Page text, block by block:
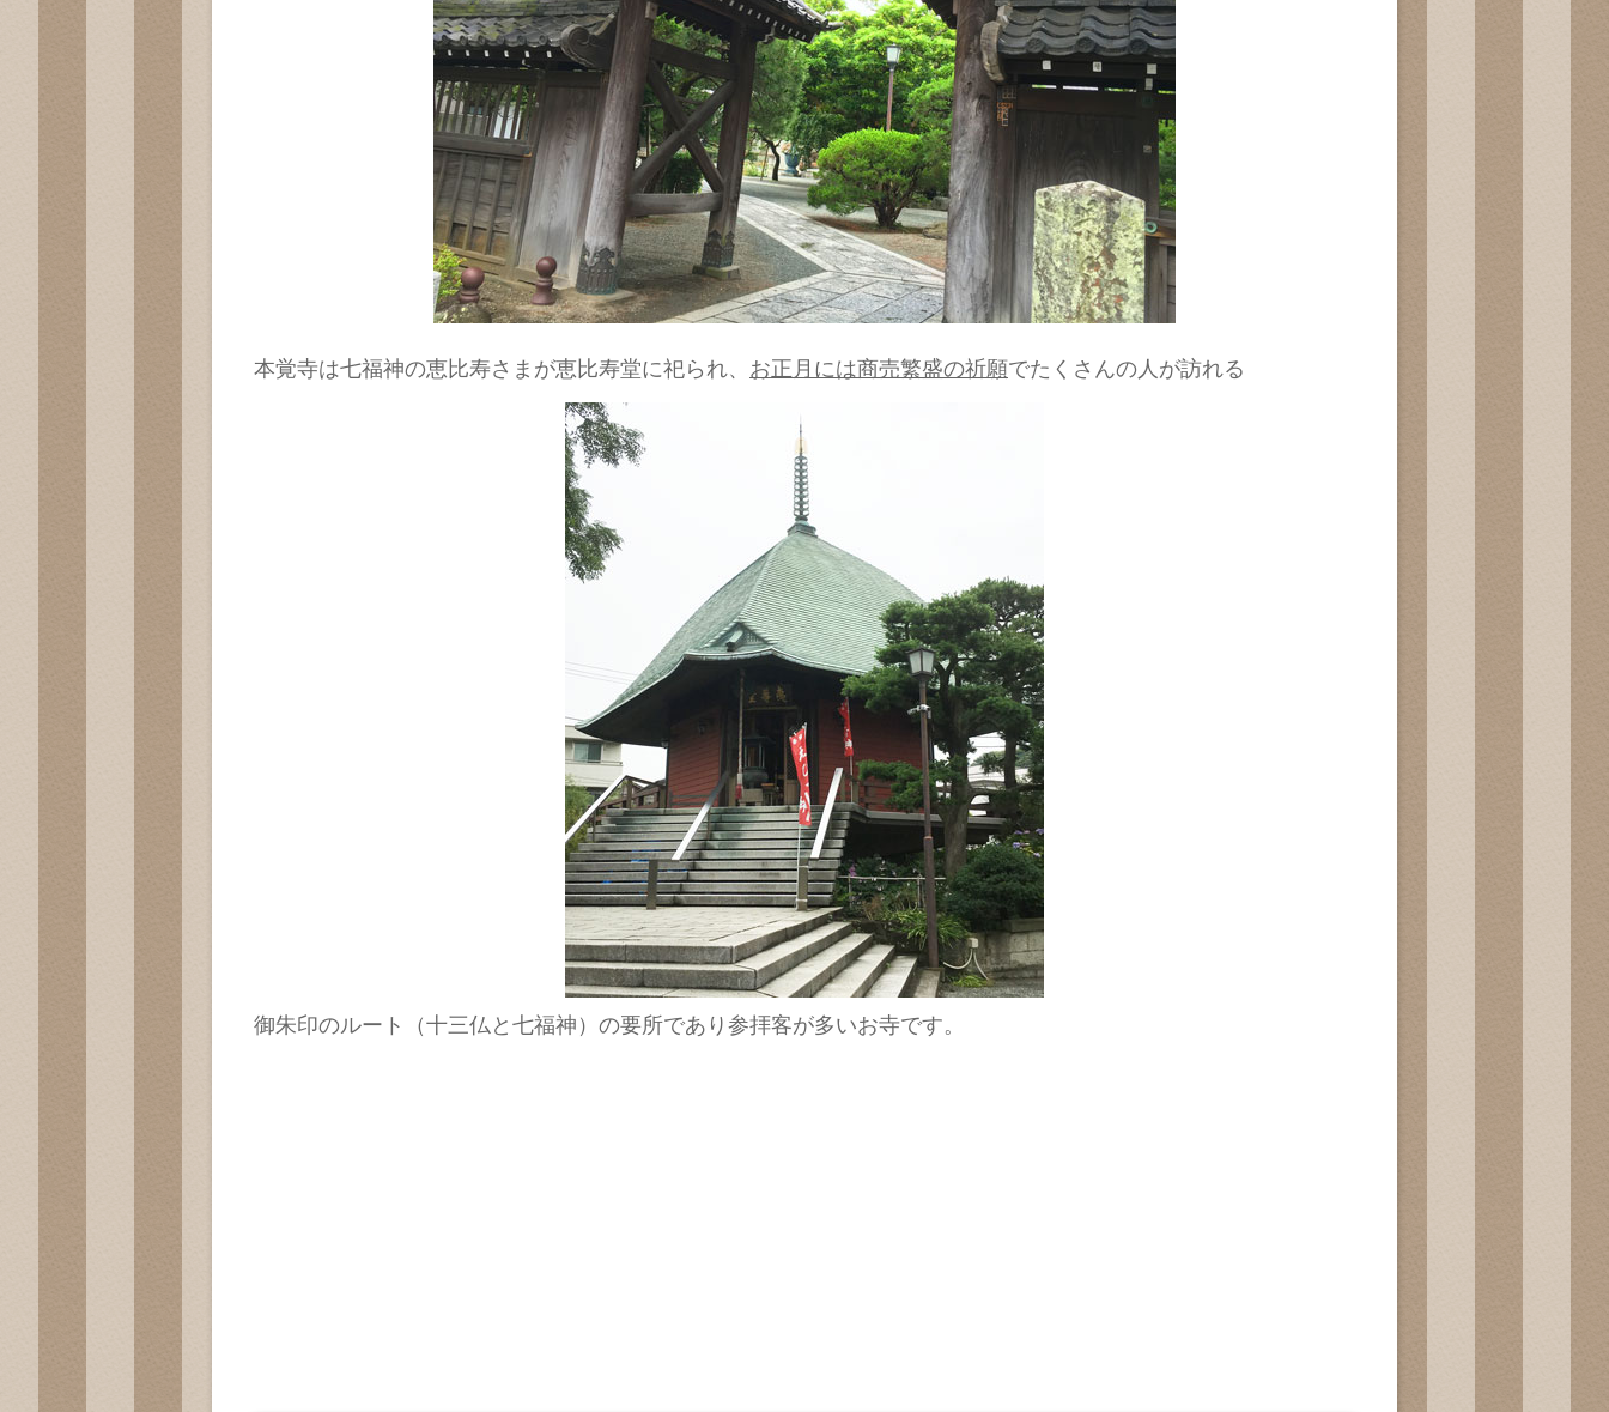
本覚寺は七福神の恵比寿さまが恵比寿堂に祀られ、 お正月には商売繁盛の祈願でたくさんの人が訪れる
御朱印のルート（十三仏と七福神）の要所であり参拝客が多いお寺です。